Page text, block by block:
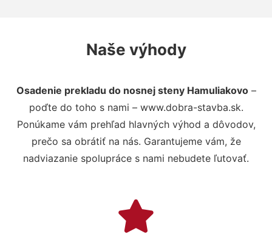
Naše výhody
Osadenie prekladu do nosnej steny Hamuliakovo–
poďte do toho s nami – www.dobra-stavba.sk.
Ponúkame vám prehľad hlavných výhod a dôvodov,
prečo sa obrátiť na nás. Garantujeme vám, že
nadviazanie spolupráce s nami nebudete ľutovať.